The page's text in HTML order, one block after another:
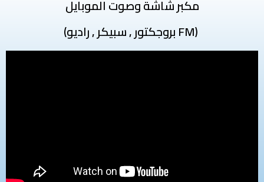
مكبر شاشة وصوت الموبايل
(بروجكتور , سبيكر , راديو FM)